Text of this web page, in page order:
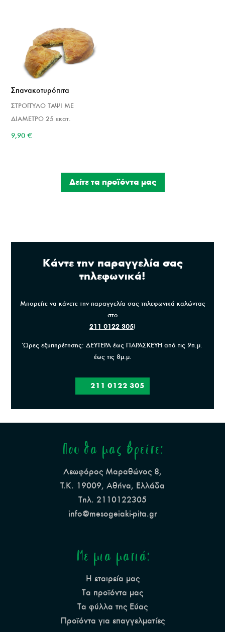
Σπανακοτυρόπιτα
ΣΤΡΟΓΓΥΛΟ ΤΑΨΙ ΜΕ
ΔΙΑΜΕΤΡΟ 25 εκατ.
9,90€
Δείτε τα προϊόντα μας
Κάντε την παραγγελία σας
τηλεφωνικά!
Μπορείτε να κάνετε την παραγγελία σας τηλεφωνικά καλώντας
στο
211 0122 305!
Ώρες εξυπηρέτησης: ΔΕΥΤΕΡΑ έως ΠΑΡΑΣΚΕΥΗ από τις 9π.μ.
έως τις 8μ.μ.
211 0122 305
Που θα μας βρείτε:
Λεωφόρος Μαραθώνος 8,
Τ.Κ. 19009, Αθήνα, Ελλάδα
Τηλ. 2110122305
info@mesogeiaki-pita.gr
Με μια ματιά:
Η εταιρεία μας
Τα προϊόντα μας
Τα φύλλα της Εύας
Προϊόντα για επαγγελματίες